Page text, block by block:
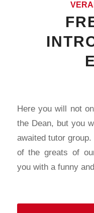
Here you will not
the Dean, but you
awaited tutor
of the greats of
you with a funny